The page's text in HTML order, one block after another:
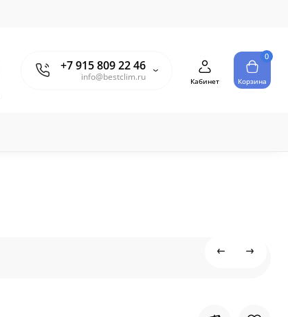
+7 915 809 22 46
info@bestclim.ru
Кабинет
0
Корзина